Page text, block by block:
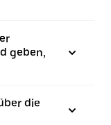
geben,
die